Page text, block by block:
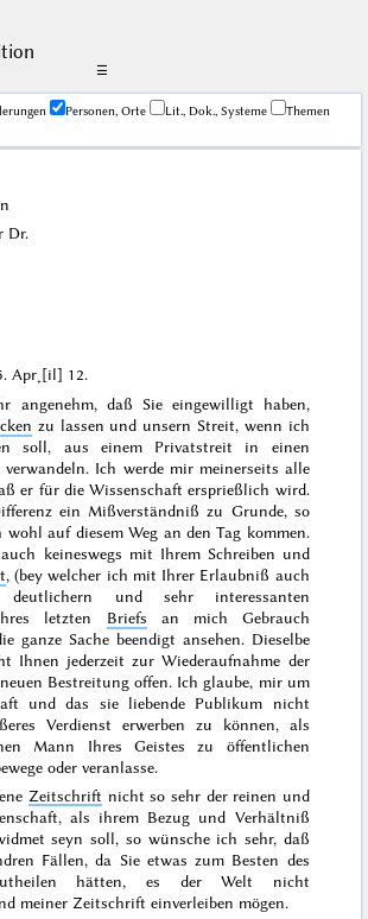
☰
Personen, Orte Lit., Dok., Systeme
Themen
Dr.
Apr˖[il] 12.
angenehm, daß Sie eingewilligt haben,
zu lassen und unsern Streit, wenn ich
soll, aus einem Privatstreit in einen
Ich werde mir meinerseits alle
er für die Wissenschaft ersprießlich wird.
ein Mißverständniß zu Grunde, so
wohl auf diesem Weg an den Tag kommen.
keineswegs mit Ihrem Schreiben und
, (bey welcher ich mit Ihrer Erlaubniß auch
und sehr interessanten
letzten Briefs an mich Gebrauch
ganze Sache beendigt ansehen. Dieselbe
Ihnen jederzeit zur Wiederaufnahme der
Bestreitung offen. Ich glaube, mir um
und das sie liebende Publikum nicht
Verdienst erwerben zu können, als
Mann IhresGeistes zu öffentlichen
oder veranlasse.
Zeitschrift nicht so sehr der reinen und
als ihrem Bezug und Verhältniß
seyn soll, so wünsche ich sehr, daß
Fällen, da Sie etwas zum Besten des
hätten, es der Welt nicht
meiner Zeitschrift einverleiben mögen.